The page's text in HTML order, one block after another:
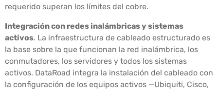
requerido superan los límites del cobre.
Integración con redes inalámbricas y sistemas
activos. La infraestructura de cableado estructurado es
la base sobre la que funcionan la red inalámbrica, los
conmutadores, los servidores y todos los sistemas
activos. DataRoad integra la instalación del cableado con
la configuración de los equipos activos —Ubiquiti, Cisco,